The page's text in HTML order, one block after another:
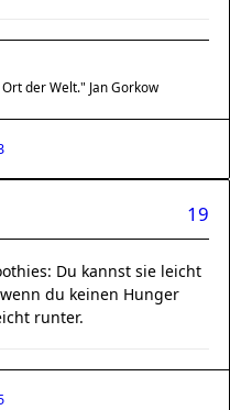
der Welt." Jan Gorkow
19
Du kannst sie leicht
du keinen Hunger
runter.